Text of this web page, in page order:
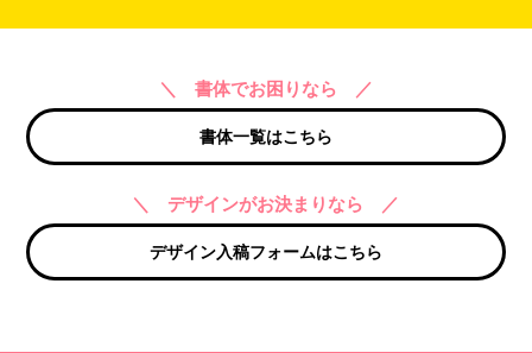
＼ 書体でお困りなら ／
書体一覧はこちら
＼ デザインがお決まりなら ／
デザイン入稿フォームはこちら